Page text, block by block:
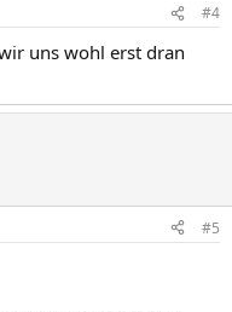
#4
uns wohl erst dran
#5